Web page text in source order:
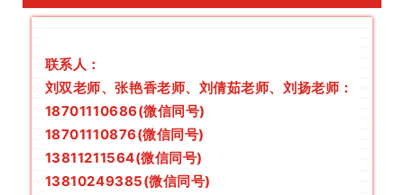
联系人：
刘双老师、张艳香老师、刘倩茹老师、 刘扬老师 ：
18701110686(微信同号)
18701110876(微信同号)
13811211564(微信同号)
13810249385(微信同号)